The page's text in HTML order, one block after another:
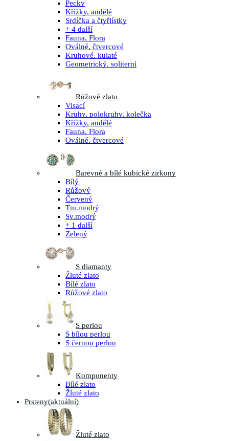
Pecky
Křížky, andělé
Srdíčka a čtyřlístky
+ 4 další
Fauna, Flora
Oválné, čtvercové
Kruhové, kulaté
Geometrický, soliterní
Růžové zlato
Visací
Kruhy, polokruhy, kolečka
Křížky, andělé
Fauna, Flora
Oválné, čtvercové
Barevné a bílé kubické zirkony
Bílý
Růžový
Červený
Tm.modrý
Sv.modrý
+ 1 další
Zelený
S diamanty
Žluté zlato
Bílé zlato
Růžové zlato
S perlou
S bílou perlou
S černou perlou
Komponenty
Bílé zlato
Žluté zlato
Prsteny(aktuální)
Žluté zlato